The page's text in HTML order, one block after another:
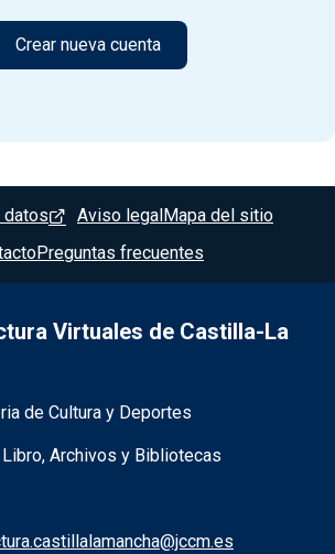
datos Aviso legal Mapa del sitio
Preguntas frecuentes
Virtuales de Castilla-La
la institución
de Cultura y Deportes
Archivos y Bibliotecas